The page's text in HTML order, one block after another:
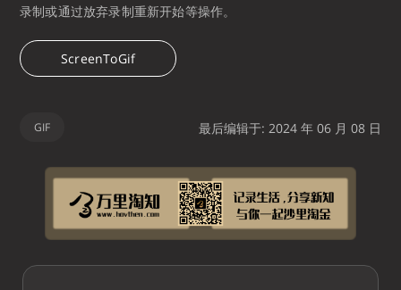
录制或通过放弃录制重新开始等操作。
ScreenToGif
GIF 最后编辑于: 2024 年 06 月 08 日